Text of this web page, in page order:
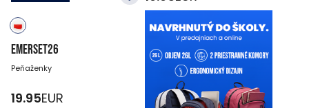
EMERSET26
Peňaženky
19.95EUR